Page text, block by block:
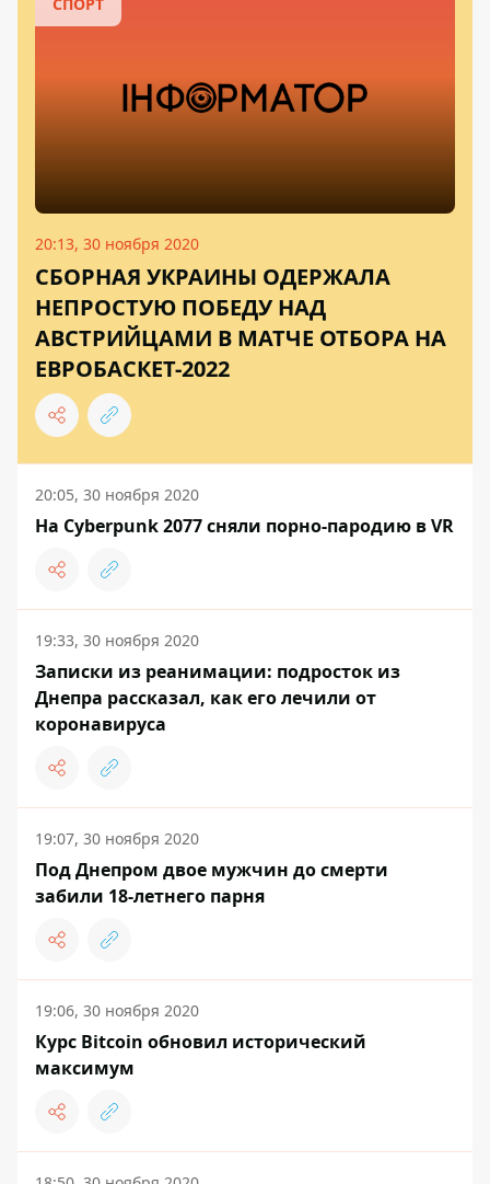
20:13, 30 ноября 2020
СБОРНАЯ УКРАИНЫ ОДЕРЖАЛА
НЕПРОСТУЮ ПОБЕДУ НАД
АВСТРИЙЦАМИ В МАТЧЕ ОТБОРА НА
ЕВРОБАСКЕТ-2022
20:05, 30 ноября 2020
На Cyberpunk 2077 сняли порно-пародию в VR
19:33, 30 ноября 2020
Записки из реанимации: подросток из
Днепра рассказал, как его лечили от
коронавируса
19:07, 30 ноября 2020
Под Днепром двое мужчин до смерти
забили 18-летнего парня
19:06, 30 ноября 2020
Курс Bitcoin обновил исторический
максимум